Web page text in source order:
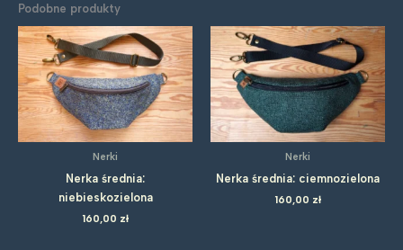
Podobne produkty
Nerki
Nerka średnia:
niebieskozielona
160,00 zł
Nerki
Nerka średnia: ciemnozielona
160,00 zł